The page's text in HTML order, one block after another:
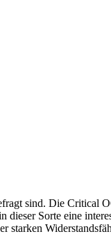
sind. Die Critical
dieser Sorte eine
starken